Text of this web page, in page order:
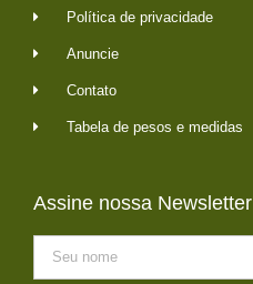
Política de privacidade
Anuncie
Contato
Tabela de pesos e medidas
Assine nossa Newsletter